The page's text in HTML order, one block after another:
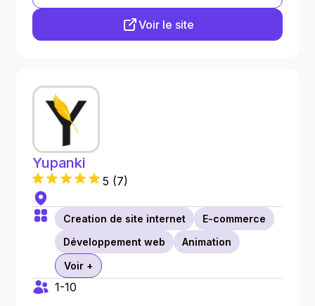
Voir le site
Yupanki
5 (7)
Creation de site internet
E-commerce
Développement web
Animation
Voir +
1-10